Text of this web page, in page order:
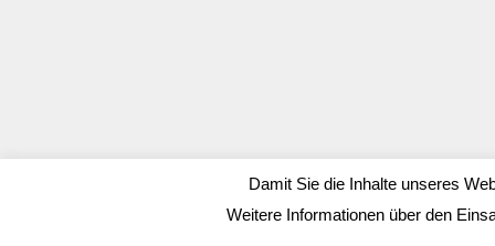
Damit Sie die Inhalte unseres
Weitere Informationen über den